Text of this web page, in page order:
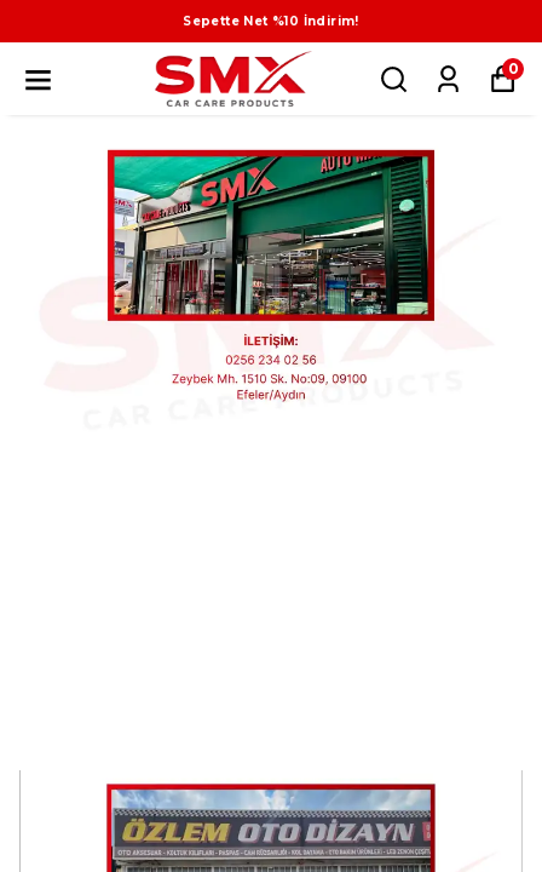
Sepette Net %10 İndirim!
0